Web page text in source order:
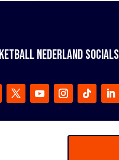
NEDERLAND SOCIALS